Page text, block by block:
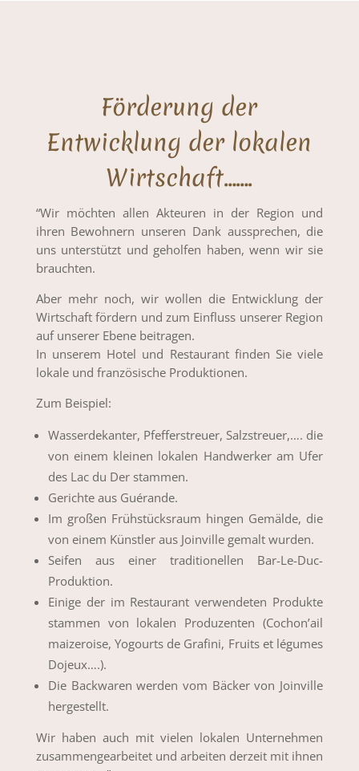
Förderung der
Entwicklung der lokalen
Wirtschaft…….
“Wir möchten allen Akteuren in der Region und
ihren Bewohnern unseren Dank aussprechen, die
uns unterstützt und geholfen haben, wenn wir sie
brauchten.
Aber mehr noch, wir wollen die Entwicklung der
Wirtschaft fördern und zum Einfluss unserer Region
auf unserer Ebene beitragen.
In unserem Hotel und Restaurant finden Sie viele
lokale und französische Produktionen.
Zum Beispiel:
Wasserdekanter, Pfefferstreuer, Salzstreuer,…. die
von einem kleinen lokalen Handwerker am Ufer
des Lac du Der stammen.
Gerichte aus Guérande.
Im großen Frühstücksraum hingen Gemälde, die
von einem Künstler aus Joinville gemalt wurden.
Seifen aus einer traditionellen Bar-Le-Duc-
Produktion.
Einige der im Restaurant verwendeten Produkte
stammen von lokalen Produzenten (Cochon’ail
maizeroise, Yogourts de Grafini, Fruits et légumes
Dojeux….).
Die Backwaren werden vom Bäcker von Joinville
hergestellt.
Wir haben auch mit vielen lokalen Unternehmen
zusammengearbeitet und arbeiten derzeit mit ihnen